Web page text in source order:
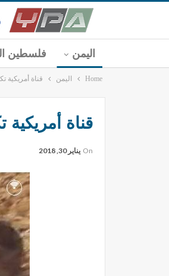
اليمن فلسطين
Home اليمن قناة
قناة
On يناير 30, 2018